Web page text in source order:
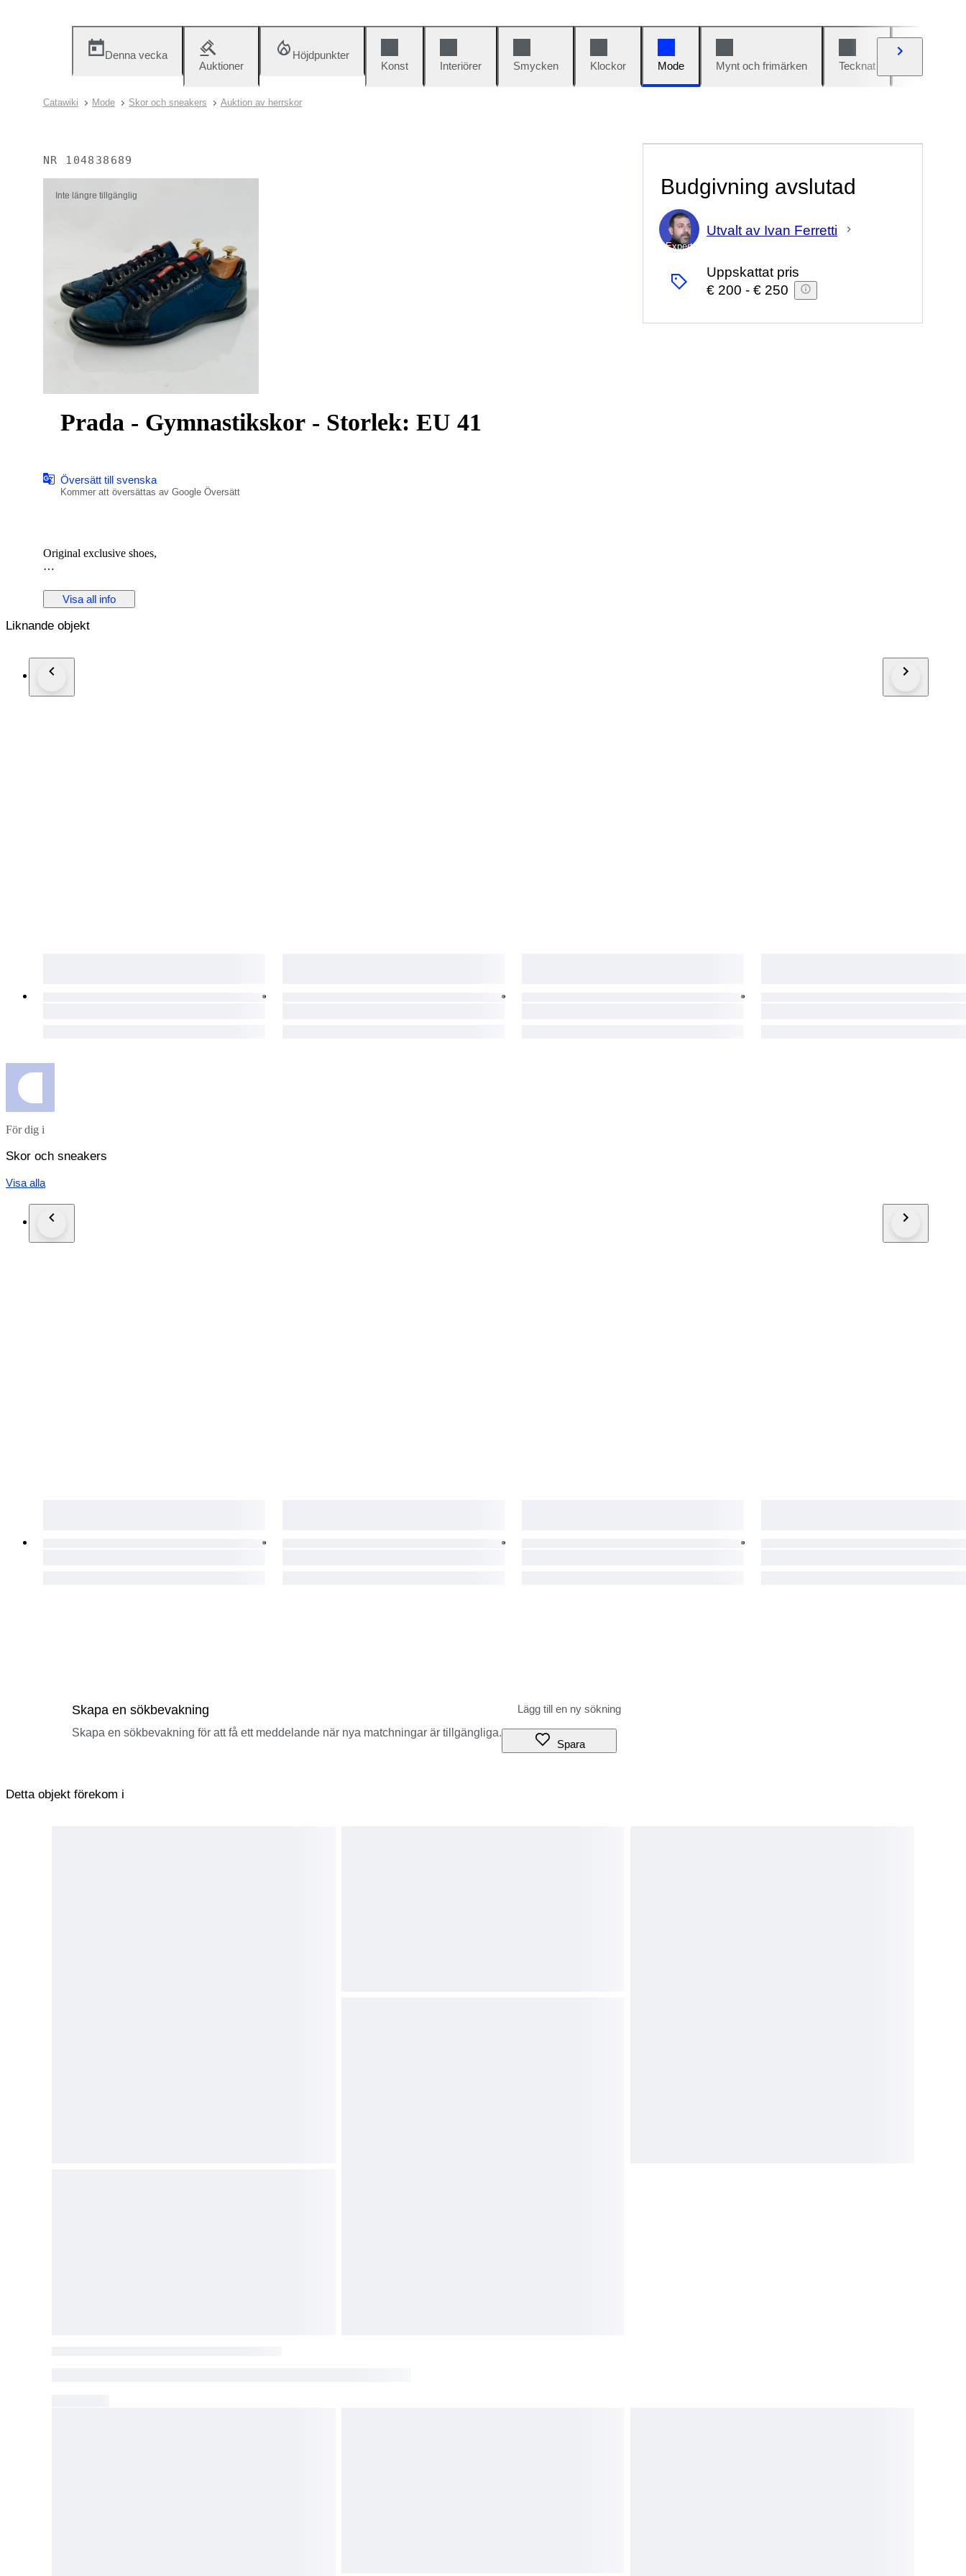
Denna vecka
Auktioner
Höjdpunkter
Konst
Interiörer Smycken Klockor Mode Mynt och frimärken Tecknat
Catawiki Mode Skor och sneakers Auktion av herrskor
NR 104838689
Inte längre tillgänglig
Prada - Gymnastikskor - Storlek: EU 41
Översätt till svenska
Kommer att översättas av Google Översätt
Original exclusive shoes,
Do you have questions? You are always welcome to send me a message.
Not satisfied with a purchase? No problem. You will be treated like a king. Always pass it on through the official route via
Visa all info
Budgivning avslutad
Expert
Utvalt av Ivan Ferretti
Uppskattat pris
€ 200 - € 250
Liknande objekt
För dig i
Skor och sneakers
Visa alla
Skapa en sökbevakning
Skapa en sökbevakning för att få ett meddelande när nya matchningar är tillgängliga.
Spara
Detta objekt förekom i